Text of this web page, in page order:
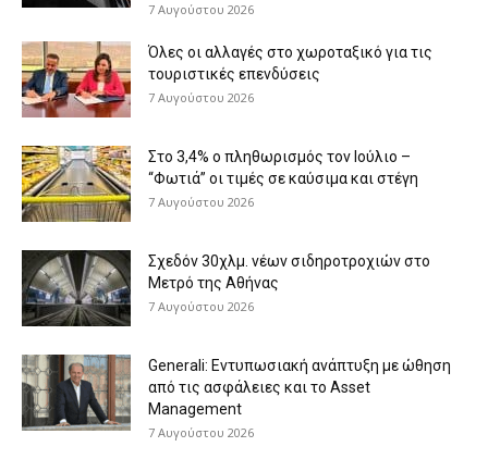
7 Αυγούστου 2026
Όλες οι αλλαγές στο χωροταξικό για τις
τουριστικές επενδύσεις
7 Αυγούστου 2026
Στο 3,4% ο πληθωρισμός τον Ιούλιο –
“Φωτιά” οι τιμές σε καύσιμα και στέγη
7 Αυγούστου 2026
Σχεδόν 30χλμ. νέων σιδηροτροχιών στο
Μετρό της Αθήνας
7 Αυγούστου 2026
Generali: Eντυπωσιακή ανάπτυξη με ώθηση
από τις ασφάλειες και το Asset
Management
7 Αυγούστου 2026